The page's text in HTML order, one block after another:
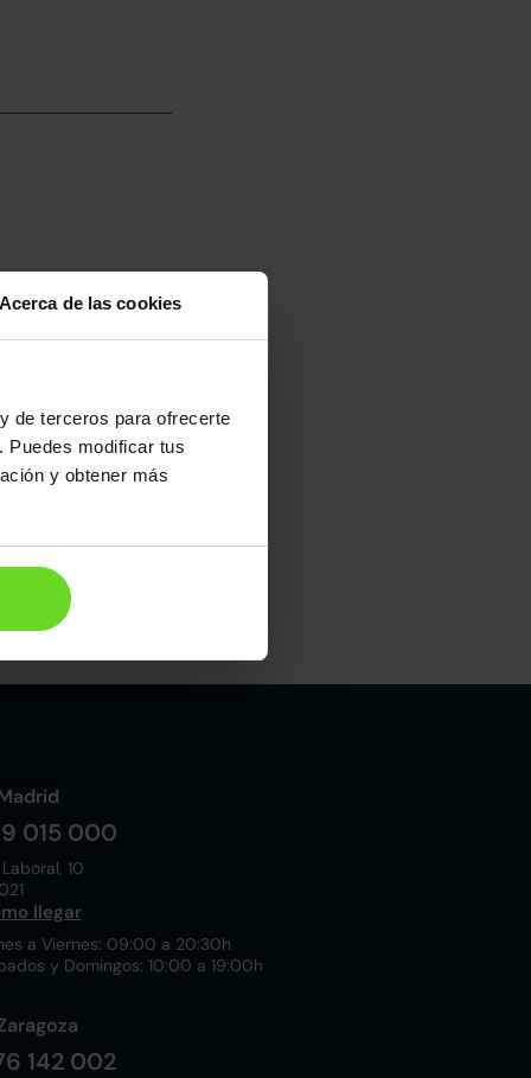
de las cookies
de terceros para ofrecerte
Puedes modificar tus
y obtener más
015 000
Laboral, 10
llegar
a Viernes: 09:00 a 20:30h
y Domingos: 10:00 a 19:00h
142 002